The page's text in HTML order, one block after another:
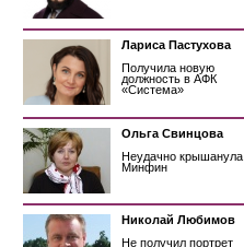
Лариса Пастухова
Получила новую
должность в АФК
«Система»
Ольга Свинцова
Неудачно крышанула
Минфин
Николай Любимов
Не получил портрет